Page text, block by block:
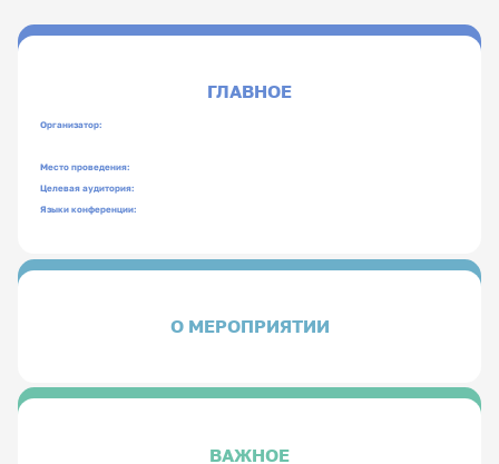
ГЛАВНОЕ
Организатор:
Место проведения:
Целевая аудитория:
Языки конференции:
О МЕРОПРИЯТИИ
ВАЖНОЕ